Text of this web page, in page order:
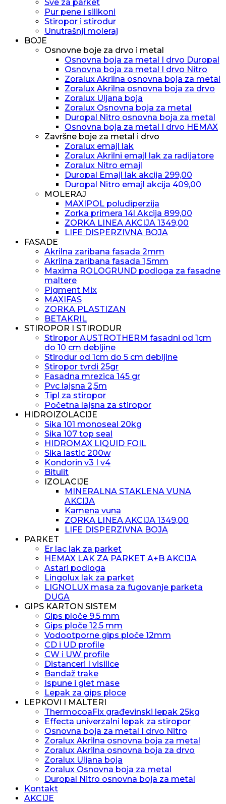
Sve za parket
Pur pene i silikoni
Stiropor i stirodur
Unutrašnji moleraj
BOJE
Osnovne boje za drvo i metal
Osnovna boja za metal I drvo Duropal
Osnovna boja za metal I drvo Nitro
Zoralux Akrilna osnovna boja za metal
Zoralux Akrilna osnovna boja za drvo
Zoralux Uljana boja
Zoralux Osnovna boja za metal
Duropal Nitro osnovna boja za metal
Osnovna boja za metal I drvo HEMAX
Završne boje za metal i drvo
Zoralux emajl lak
Zoralux Akrilni emajl lak za radijatore
Zoralux Nitro emajl
Duropal Emajl lak akcija 299,00
Duropal Nitro emajl akcija 409,00
MOLERAJ
MAXIPOL poludiperzija
Zorka primera 14l Akcija 899,00
ZORKA LINEA AKCIJA 1349,00
LIFE DISPERZIVNA BOJA
FASADE
Akrilna zaribana fasada 2mm
Akrilna zaribana fasada 1,5mm
Maxima ROLOGRUND podloga za fasadne
maltere
Pigment Mix
MAXIFAS
ZORKA PLASTIZAN
BETAKRIL
STIROPOR I STIRODUR
Stiropor AUSTROTHERM fasadni od 1cm
do 10 cm debljine
Stirodur od 1cm do 5 cm debljine
Stiropor tvrdi 25gr
Fasadna mrezica 145 gr
Pvc lajsna 2,5m
Tipl za stiropor
Početna lajsna za stiropor
HIDROIZOLACIJE
Sika 101 monoseal 20kg
Sika 107 top seal
HIDROMAX LIQUID FOIL
Sika lastic 200w
Kondorin v3 I v4
Bitulit
IZOLACIJE
MINERALNA STAKLENA VUNA
AKCIJA
Kamena vuna
ZORKA LINEA AKCIJA 1349,00
LIFE DISPERZIVNA BOJA
PARKET
Er lac lak za parket
HEMAX LAK ZA PARKET A+B AKCIJA
Astari podloga
Lingolux lak za parket
LIGNOLUX masa za fugovanje parketa
DUGA
GIPS KARTON SISTEM
Gips ploče 9.5 mm
Gips ploče 12.5 mm
Vodootporne gips ploče 12mm
CD i UD profile
CW i UW profile
Distanceri I visilice
Bandaž trake
Ispune i glet mase
Lepak za gips ploce
LEPKOVI I MALTERI
ThermocoaFix građevinski lepak 25kg
Effecta univerzalni lepak za stiropor
Osnovna boja za metal I drvo Nitro
Zoralux Akrilna osnovna boja za metal
Zoralux Akrilna osnovna boja za drvo
Zoralux Uljana boja
Zoralux Osnovna boja za metal
Duropal Nitro osnovna boja za metal
Kontakt
AKCIJE